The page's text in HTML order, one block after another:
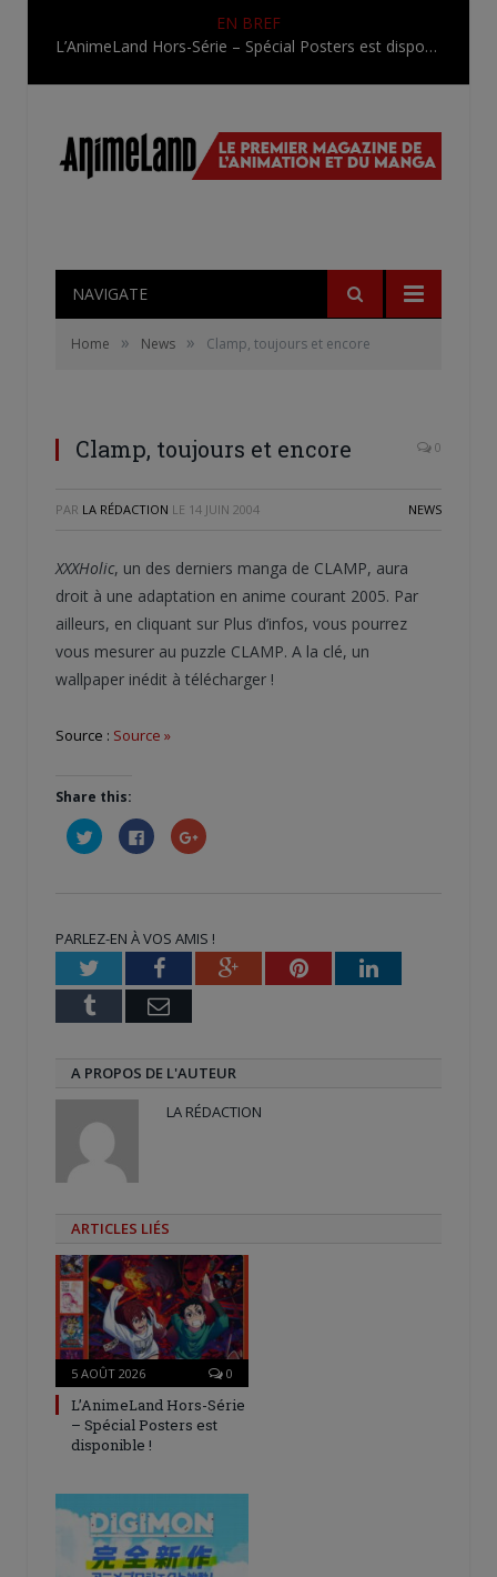
EN BREF
L’AnimeLand Hors-Série – Spécial Posters est disponible !
NAVIGATE
Home » News » Clamp, toujours et encore
Clamp, toujours et encore 0
PAR LA RÉDACTION LE 14 JUIN 2004 NEWS
XXXHolic, un des derniers manga de CLAMP, aura
droit à une adaptation en anime courant 2005. Par
ailleurs, en cliquant sur Plus d’infos, vous pourrez
vous mesurer au puzzle CLAMP. A la clé, un
wallpaper inédit à télécharger !
Source : Source »
Share this:
Cliquez
pour
partager
fenêtre)
Cliquez
pour
partager
fenêtre)
Cliquez
pour
nouvelle
fenêtre)
PARLEZ-EN À VOS AMIS !
TwitterFacebookGoogle+PinterestLinkedIn
Tumblr Email
A PROPOS DE L'AUTEUR
LA RÉDACTION
ARTICLES LIÉS
5 AOÛT 2026 0
L’AnimeLand Hors-Série
– Spécial Posters est
disponible !